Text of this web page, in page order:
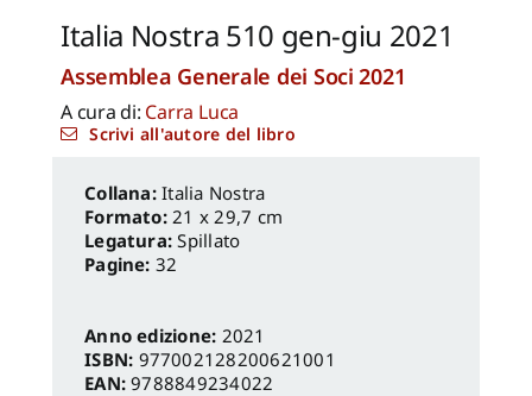
Italia Nostra 510 gen-giu 2021
Assemblea Generale dei Soci 2021
A cura di: Carra Luca
Scrivi all'autore del libro
Italia Nostra
Formato: 21 x 29,7 cm
Legatura:Spillato
Pagine: 32
Anno edizione: 2021
ISBN: 977002128200621001
EAN:9788849234022